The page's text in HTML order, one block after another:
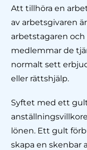
Att tillhöra en
av arbetsgivaren
arbetstagaren
medlemmar de
normalt sett
eller rättshjälp.
Syftet med ett
lönen. Ett gult
skapa en skenbar